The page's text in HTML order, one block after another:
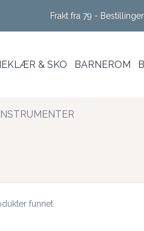
Frakt fra 79 -
& SKO BARNEROM
funnet